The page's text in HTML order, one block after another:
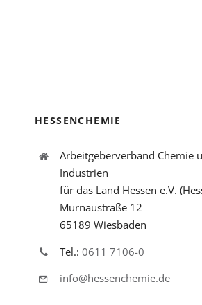
HESSENCHEMIE
Arbeitgeberverband Chemie
Industrien
für das Land Hessen e.V.
Murnaustraße 12
65189 Wiesbaden
Tel.: 0611 7106-0
info@hessenchemie.de